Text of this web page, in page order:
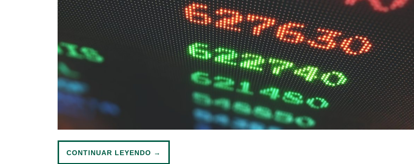
CONTINUAR LEYENDO →